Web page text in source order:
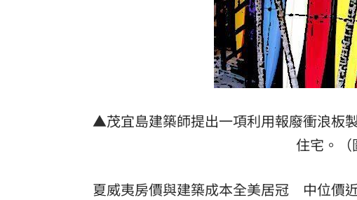
20:31
15:27
三立iNEWS新聞台線上直播 18:00
8國球員齊聚高雄 Formosa 7s掀足球熱潮
▲茂宜島建築師提出一項利用報廢衝浪板
住宅。（
夏威夷房價與建築成本全美居冠 中位價